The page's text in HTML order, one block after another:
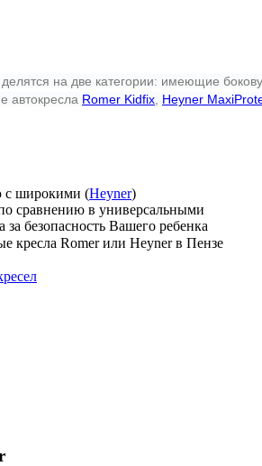
на две категории: имеющие
автокресла Romer Kidfix, Heyner
с широкими (Heyner)
по сравнению в универсальными
безопасность Вашего ребенка
кресла Romer или Heyner в Пензе